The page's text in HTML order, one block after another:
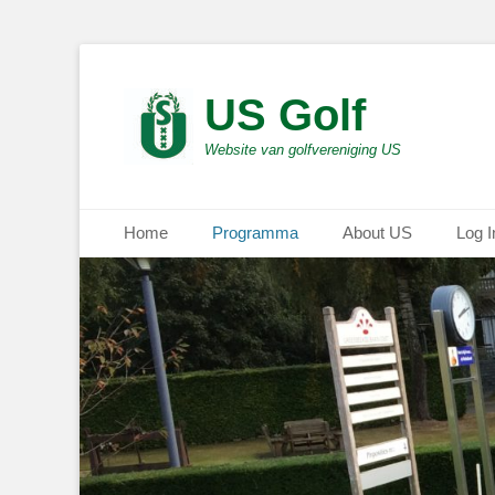
US Golf
Website van golfvereniging US
Primair menu
naar
de
inhoud
Home Programma About US Log